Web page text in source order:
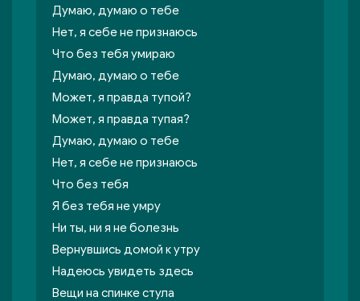
Думаю, думаю о тебе
Нет, я себе не признаюсь
Что без тебя умираю
Думаю, думаю о тебе
Может, я правда тупой?
Может, я правда тупая?
Думаю, думаю о тебе
Нет, я себе не признаюсь
Что без тебя
Я без тебя не умру
Ни ты, ни я не болезнь
Вернувшись домой к утру
Надеюсь увидеть здесь
Вещи на спинке стула